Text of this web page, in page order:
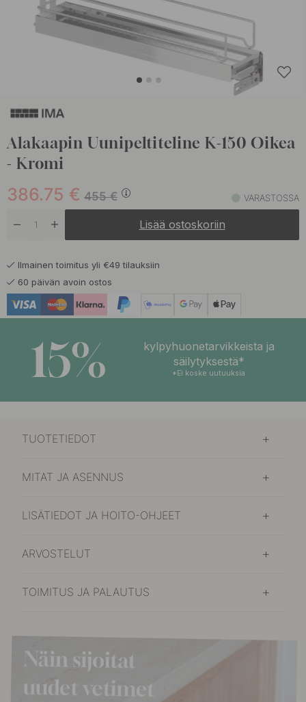
Alakaapin Uunipeltiteline K-150 Oikea
- Kromi
455€
386.75 € VARASTOSSA
Lisää ostoskoriin
Ilmainen toimitus yli €49 tilauksiin
60 päivän avoin ostos
15%
kylpyhuonetarvikkeista ja
säilytyksestä*
*Ei koske uutuuksia
TUOTETIEDOT
MITAT JA ASENNUS
LISÄTIEDOT JA HOITO-OHJEET
ARVOSTELUT
TOIMITUS JA PALAUTUS